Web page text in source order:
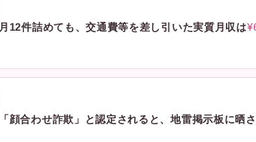
月12件詰めても、交通費等を差し引いた実質月収は
「顔合わせ詐欺」と認定されると、地雷掲示板に晒